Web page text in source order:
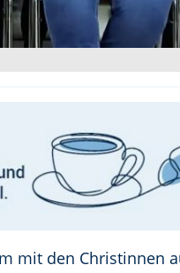
mit den Christinnen